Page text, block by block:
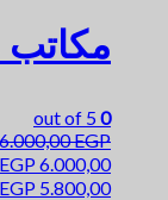
0
6.000,00EGP
6.000,00 EGP.
5.800,00 EGP.